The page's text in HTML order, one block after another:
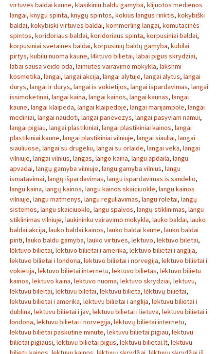
virtuves baldai kaune, klasikiniu baldu gamyba, klijuotos medienos
langai, knygu spinta, knygų spintos, kokius langus rinktis, kokybiški
baldai, kokybiski virtuves baldai, kommerling langai, komutacinės
spintos, koridoriaus baldai, koridoriaus spinta, korpusiniai baldai,
korpusiniai svetaines baldai, korpusinių baldų gamyba, kubilai
pirtys, kubilu nuoma kaune, l4ktuvo bilietai, labai pigus skrydziai,
labai sausa veido oda, laimutes vairavimo mokykla, lakshmi
kosmetika, langai, langai akcija, langai alytuje, langai alytus, langai
durys, langai ir durys, langai is vokietijos, langai ispardavimas, langai
issimoketinai, langai kaina, langai kainos, langai kaunas, langai
kaune, langai klaipeda, langai klaipedoje, langai marijampole, langai
mediniai, langai naudoti, langai panevezys, langai pasyviam namui,
langai pigiau, langai plastikiniai, langai plastikiniai kainos, langai
plastikiniai kaune, langai plastikiniai vilniuje, langai siauliai, langai
siauliuose, langai su drugeliu, langai su orlaide, langai veka, langai
vilniuje, langai vilnius, langas, lango kaina, langu apdaila, langu
apvadai, langų gamyba vilniuje, langu gamyba vilnius, langu
ismatavimai, langų išpardavimas, langu ispardavimas is sandelio,
langu kaina, langų kainos, langu kainos skaiciuokle, langu kainos
vilniuje, langu matmenys, langu reguliavimas, langu roletai, langų
sistemos, langu skaiciuokle, langu spalvos, langų stiklinimas, langu
stiklinimas vilniuje, laukininku vairavimo mokykla, lauko baldai, lauko
baldai akcija, lauko baldai kainos, lauko baldai kaune, lauko baldai
pinti, lauko baldu gamyba, lauko virtuves, lektuvo, lektuvo biletai,
lėktuvo bilietai, lektuvo bilietai i amerika, lektuvo bilietai i anglija,
lektuvo bilietai i londona, lektuvo bilietai i norvegija, lektuvo bilietai i
vokietija, lėktuvo bilietai internetu, lektuvo bilietas, lėktuvo bilietu
kainos, lektuvo kaina, lektuvo nuoma, lektuvo skrydziai, lektuvu,
lektuvu bileitai, lektuvu biletai, lektuvu bilieta, lėktuvų bilietai,
lektuvu bilietai i amerika, lektuvu bilietai i anglija, lektuvu bilietai i
dublina, lektuvu bilietai i jav, lektuvu bilietai i lietuva, lektuvu bilietai i
londona, lektuvu bilietai i norvegija, lėktuvų bilietai internetu,
lektuvu bilietai paskutine minute, lektuvu bilietai pigiau, lektuvu
bilietai pigiausi, lektuvu bilietai pigus, lektuvu bilietai.lt, lektuvu